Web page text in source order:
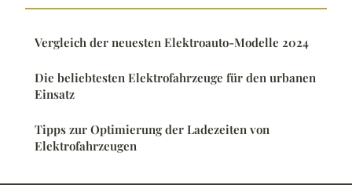
Vergleich der neuesten Elektroauto-Modelle 2024
Die beliebtesten Elektrofahrzeuge für den urbanen
Einsatz
Tipps zur Optimierung der Ladezeiten von
Elektrofahrzeugen